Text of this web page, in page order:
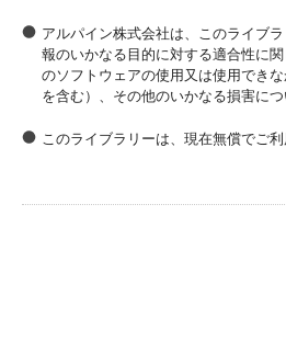
アルパイン株式会社は、このライブ
報のいかなる目的に対する適合性に
のソフトウェアの使用又は使用でき
を含む）、その他のいかなる損害に
このライブラリーは、現在無償でご